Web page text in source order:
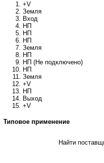
+V
Земля
Вход
НП
НП
НП
Земля
НП
НП (Не подключено)
НП
Земля
+V
НП
Выход
+V
Типовое применение
Найти